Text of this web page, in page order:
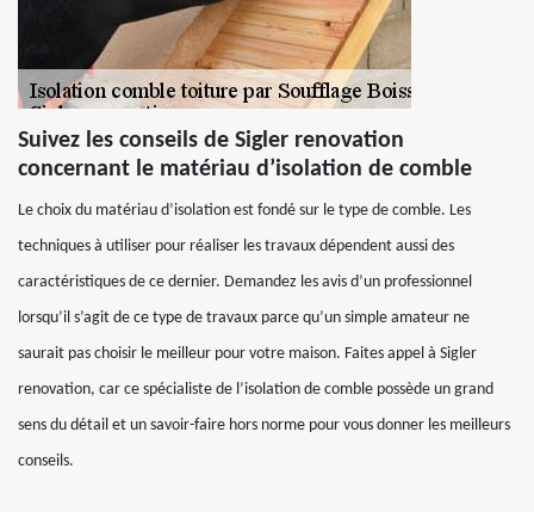
Suivez les conseils de Sigler renovation
concernant le matériau d’isolation de comble
Le choix du matériau d’isolation est fondé sur le type de comble. Les
techniques à utiliser pour réaliser les travaux dépendent aussi des
caractéristiques de ce dernier. Demandez les avis d’un professionnel
lorsqu’il s’agit de ce type de travaux parce qu’un simple amateur ne
saurait pas choisir le meilleur pour votre maison. Faites appel à Sigler
renovation, car ce spécialiste de l’isolation de comble possède un grand
sens du détail et un savoir-faire hors norme pour vous donner les meilleurs
conseils.